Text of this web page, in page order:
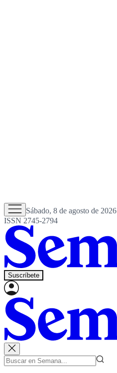
Sábado, 8 de agosto de 2026
ISSN 2745-2794
Suscríbete